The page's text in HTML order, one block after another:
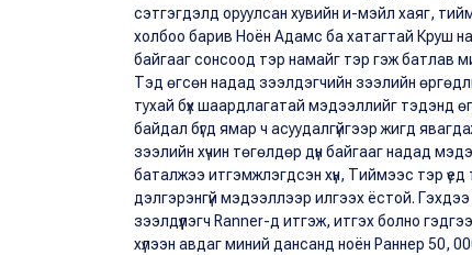
сэтгэгдэлд оруулсан хувийн и-мэйл хаяг,
холбоо барив Ноён Адамс ба хатагтай Круш
байгааг сонсоод тэр намайг тэр гэж батлав
Тэд өгсөн надад зээлдэгчийн зээлийн
тухай бүх шаардлагатай мэдээллийг тэдэнд
байдал бүгд ямар ч асуудалгүйгээр жигд
зээлийн хүчин төгөлдөр дүн байгааг надад
баталжээ итгэмжлэгдсэн хүн, Тиймээс тэр
дэлгэрэнгүй мэдээллээр илгээх ёстой.
зээлдүүлэгч Ranner-д итгэж, итгэх болно
хүлээн авдаг миний дансанд ноён Раннер 50,